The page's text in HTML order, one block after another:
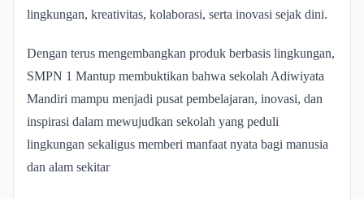
lingkungan, kreativitas, kolaborasi, serta inovasi sejak dini.
Dengan terus mengembangkan produk berbasis lingkungan,
SMPN 1 Mantup membuktikan bahwa sekolah Adiwiyata
Mandiri mampu menjadi pusat pembelajaran, inovasi, dan
inspirasi dalam mewujudkan sekolah yang peduli
lingkungan sekaligus memberi manfaat nyata bagi manusia
dan alam sekitar